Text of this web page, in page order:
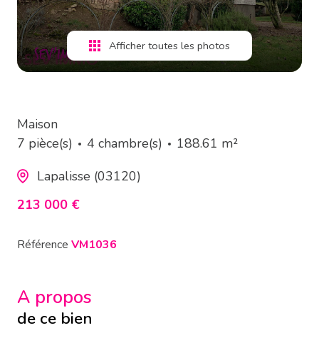
mail
contact
Afficher toutes les photos
Maison
7 pièce(s)
4 chambre(s)
188.61 m²
Lapalisse (03120)
213 000 €
Référence VM1036
A propos
de ce bien